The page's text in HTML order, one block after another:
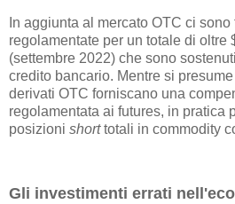
In aggiunta al mercato OTC ci
regolamentate per un totale di oltre
(settembre 2022) che sono
credito bancario. Mentre si
derivati OTC forniscano una
regolamentata ai futures, in pratica
posizioni shorttotali in commodity
Gli investimenti errati